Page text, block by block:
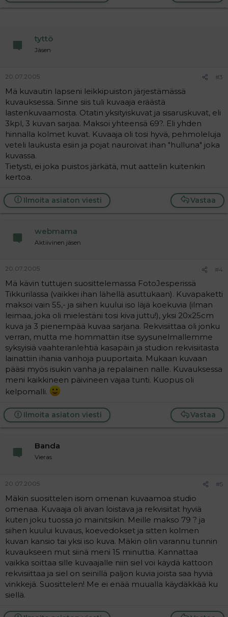
tyttö
Jäsen
20.07.2005 #3
Mä kuvautin lapseni leikkipuiston järjestämässä
kuvauksessa. Sinne siis tuli kuvaaja eräästä
lastenkuvaamosta. Otatin yksityiskuvat ja sisaruskuvat, eli
3kpl, 3 kuvan sarjaa. Maksoi yhteensä 69?. Eli yhden
hinnalla kolmet kuvat. Kuvaaja oli tosi hyvä, pehmoleluja
veteli laukusta esiin ja pojat nauroivat ihan "hulluna" joka
kuvassa.
Tietysti, ei joka puistos järkätä, mut aattelin kuitenkin
kertoa.
Vastaa
Ilmoita asiaton viesti
webmama
Aktiivinen jäsen
20.07.2005 #4
Mä kävin tuttujen suosittelemassa FotoJesperissä
Tikkurilassa (vaikkei ihan lähellä asuttukaan). Kuvapaketti
maksoi vain 55,- ja siihen kuului iso läjä koekuvia (ilman
leimaa, joka oli mielestäni tosi kiva juttu!), yksi 20x25cm
kuva ja 3 pienempää kuvaa sarjana. Rekvisiittaa oli jonku
verran, mutta me hommattiin itse syysunelmallemme
syksyisiä vaahteranlehtiä kasapäin ja studion rekvisiitasta
lainattiin ihania vanhoja puuportaita. Mukaan kuvaan
pääsi myös isukin vanha ja repalainen nalle. Kuvauksessa
meni kaikkineen päivineen vajaa tunti. Kuopus oli
kelpomalli.
Vastaa
Ilmoita asiaton viesti
Banda
Vieras
20.07.2005 #5
Mäkin suosittelen isom omenan kuvaamoa studio
omenaa. Kuvaaja oli aivan loistava ja rekvisiitat hyviä
kuten joku tuossa jo mainitsikin. Meille makso 79 ? ja
siihen kuului kuvaus, koevedokset ja sitten kolmen
kuvan kansio tai yksi iso kuva. Mäkin olin varannu tunnin
kuvaukseen mut siinä meni 15 minuttia. Kannattaa
vaikka soittaa sille kuvaajalle niin siel voi käydä kattoon
rekvisiittaa ja siel on seinillä paljon kuvia joista saa hyviä
vinkkejä. Suosittelen! Me ei enää muualla käydäkkää ku
siellä.